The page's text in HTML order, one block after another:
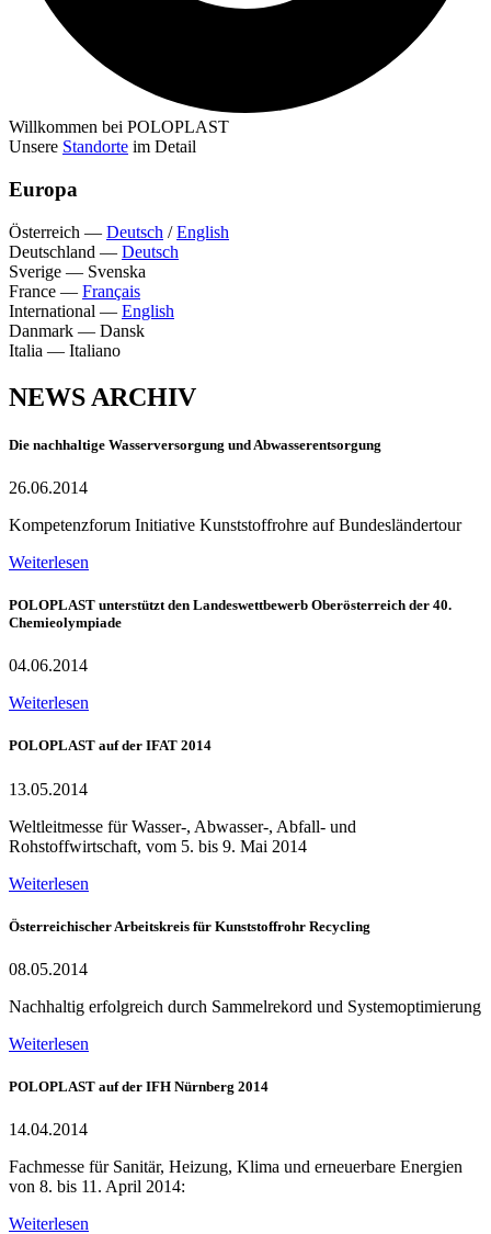
Willkommen bei POLOPLAST
Unsere Standorte im Detail
Europa
Österreich — Deutsch /English
Deutschland — Deutsch
Sverige — Svenska
France — Français
International — English
Danmark — Dansk
Italia — Italiano
NEWS ARCHIV
Die nachhaltige Wasserversorgung und Abwasserentsorgung
26.06.2014
Kompetenzforum Initiative Kunststoffrohre auf Bundesländertour
Weiterlesen
POLOPLAST unterstützt den Landeswettbewerb Oberösterreich der 40.
Chemieolympiade
04.06.2014
Weiterlesen
POLOPLAST auf der IFAT 2014
13.05.2014
Weltleitmesse für Wasser-, Abwasser-, Abfall- und
Rohstoffwirtschaft, vom 5. bis 9. Mai 2014
Weiterlesen
Österreichischer Arbeitskreis für Kunststoffrohr Recycling
08.05.2014
Nachhaltig erfolgreich durch Sammelrekord und Systemoptimierung
Weiterlesen
POLOPLAST auf der IFH Nürnberg 2014
14.04.2014
Fachmesse für Sanitär, Heizung, Klima und erneuerbare Energien
von 8. bis 11. April 2014:
Weiterlesen